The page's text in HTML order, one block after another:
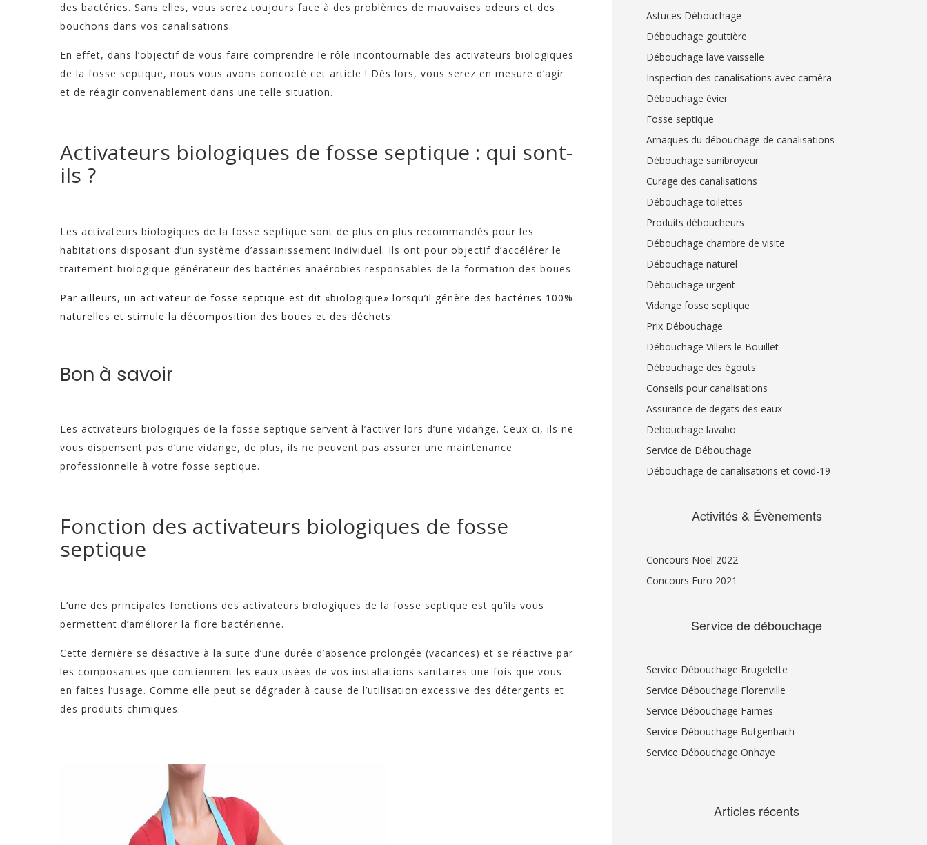
des bactéries. Sans elles, vous serez toujours face à des problèmes de mauvaises odeurs et des
bouchons dans vos canalisations.
En effet, dans l’objectif de vous faire comprendre le rôle incontournable des activateurs biologiques
de la fosse septique, nous vous avons concocté cet article ! Dès lors, vous serez en mesure d’agir
et de réagir convenablement dans une telle situation.
Activateurs biologiques de fosse septique : qui sont-
ils ?
Les activateurs biologiques de la fosse septique sont de plus en plus recommandés pour les
habitations disposant d’un système d’assainissement individuel. Ils ont pour objectif d’accélérer le
traitement biologique générateur des bactéries anaérobies responsables de la formation des boues.
Par ailleurs, un activateur de fosse septique est dit «biologique» lorsqu’il génère des bactéries 100%
naturelles et stimule la décomposition des boues et des déchets.
Bon à savoir
Les activateurs biologiques de la fosse septique servent à l’activer lors d’une vidange. Ceux-ci, ils ne
vous dispensent pas d’une vidange, de plus, ils ne peuvent pas assurer une maintenance
professionnelle à votre fosse septique.
Fonction des activateurs biologiques de fosse
septique
L’une des principales fonctions des activateurs biologiques de la fosse septique est qu’ils vous
permettent d’améliorer la flore bactérienne.
Cette dernière se désactive à la suite d’une durée d’absence prolongée (vacances) et se réactive par
les composantes que contiennent les eaux usées de vos installations sanitaires une fois que vous
en faites l’usage. Comme elle peut se dégrader à cause de l’utilisation excessive des détergents et
des produits chimiques.
Astuces Débouchage
Débouchage gouttière
Débouchage lave vaisselle
Inspection des canalisations avec caméra
Débouchage évier
Fosse septique
Arnaques du débouchage de canalisations
Débouchage sanibroyeur
Curage des canalisations
Débouchage toilettes
Produits déboucheurs
Débouchage chambre de visite
Débouchage naturel
Débouchage urgent
Vidange fosse septique
Prix Débouchage
Débouchage Villers le Bouillet
Débouchage des égouts
Conseils pour canalisations
Assurance de degats des eaux
Debouchage lavabo
Service de Débouchage
Débouchage de canalisations et covid-19
Activités & Évènements
Concours Nöel 2022
Concours Euro 2021
Service de débouchage
Service Débouchage Brugelette
Service Débouchage Florenville
Service Débouchage Faimes
Service Débouchage Butgenbach
Service Débouchage Onhaye
Articles récents